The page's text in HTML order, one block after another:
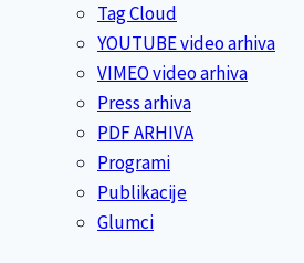
Tag Cloud
YOUTUBE video arhiva
VIMEO video arhiva
Press arhiva
PDF ARHIVA
Programi
Publikacije
Glumci